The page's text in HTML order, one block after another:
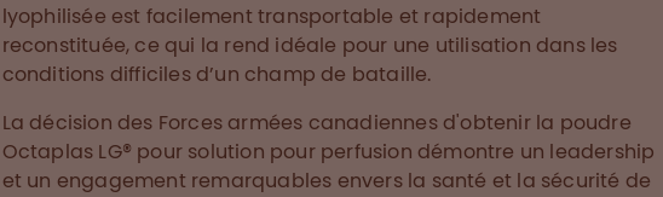
lyophilisée est facilement transportable et rapidement
reconstituée, ce qui la rend idéale pour une utilisation dans les
conditions difficiles d’un champ de bataille.
La décision des Forces armées canadiennes d'obtenir la poudre
Octaplas LG® pour solution pour perfusion démontre un leadership
et un engagement remarquables envers la santé et la sécurité de